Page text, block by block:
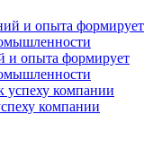
и опыта формирует
компании